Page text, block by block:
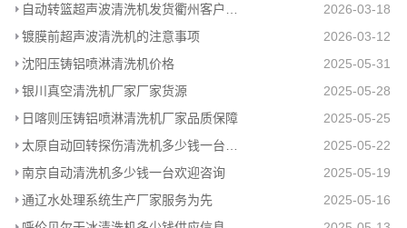
2026-03-18
镀膜前超声波清洗机的注意事项
2026-03-12
沈阳压铸铝喷淋清洗机价格
2025-05-31
银川真空清洗机厂家厂家货源
2025-05-28
日喀则压铸铝喷淋清洗机厂家品质保障
2025-05-25
2025-05-22
南京自动清洗机多少钱一台欢迎咨询
2025-05-19
通辽水处理系统生产厂家服务为先
2025-05-16